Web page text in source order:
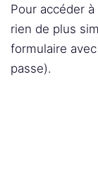
Pour accéder
rien de plus
formulaire
passe).